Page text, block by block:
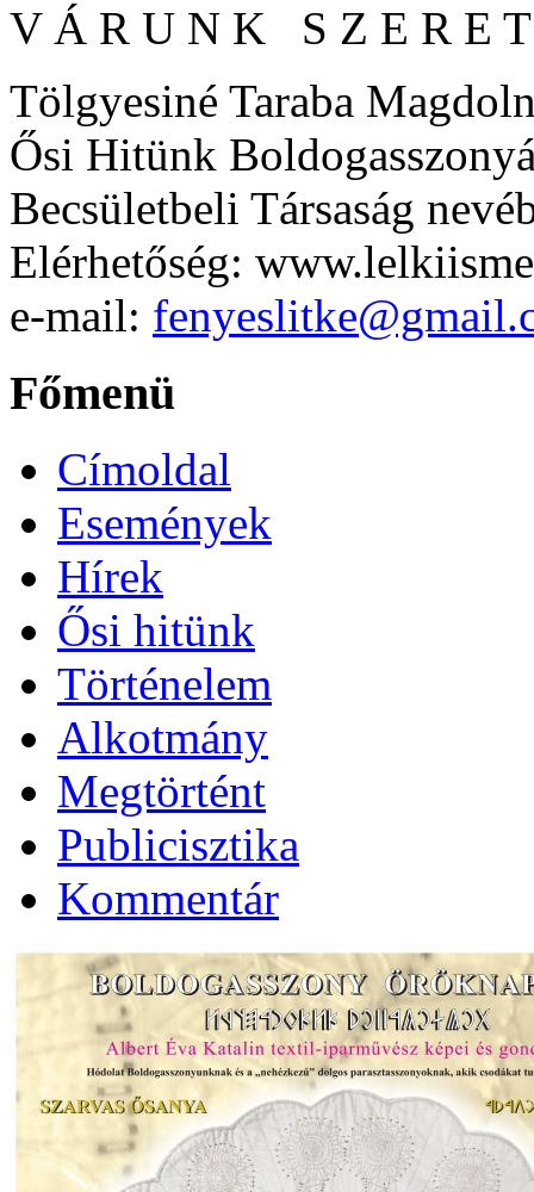
V Á R U N K S Z E R E
Tölgyesiné Taraba
Ősi Hitünk
Becsületbeli Társaság
Elérhetőség:
e-mail:
Főmenü
Címoldal
Események
Hírek
Ősi hitünk
Történelem
Alkotmány
Megtörtént
Publicisztika
Kommentár